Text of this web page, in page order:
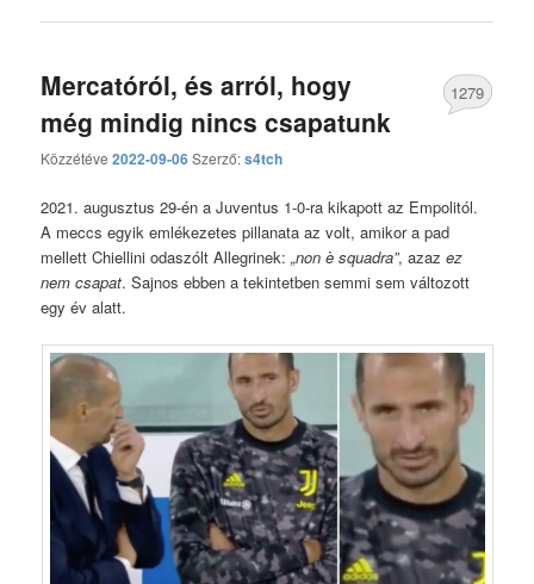
Mercatóról, és arról, hogy
még mindig nincs csapatunk
Közzétéve2022-09-06Szerző:s4tch
1279
2021. augusztus 29-én a Juventus 1-0-ra kikapott az Empolitól.
A meccs egyik emlékezetes pillanata az volt, amikor a pad
mellett Chiellini odaszólt Allegrinek:„non è squadra”, azazez
nem csapat. Sajnos ebben a tekintetben semmi sem változott
egy év alatt.